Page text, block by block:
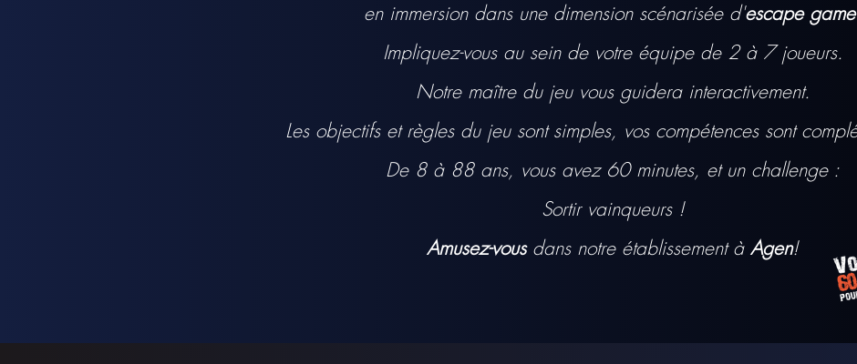
en immersion dans une dimension scénarisée d'escape game
Impliquez-vous au sein de votre équipe de 2 à 7 joueurs.
Notre maître du jeu vous guidera interactivement.
Les objectifs et règles du jeu sont simples, vos compétences sont
De 8 à 88 ans, vous avez 60 minutes, et un challenge :
Sortir vainqueurs !
Amusez-vous dans notre établissement à Agen!